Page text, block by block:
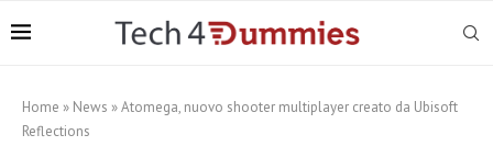
Home » News »Atomega, nuovo shooter multiplayer creato da Ubisoft
Reflections